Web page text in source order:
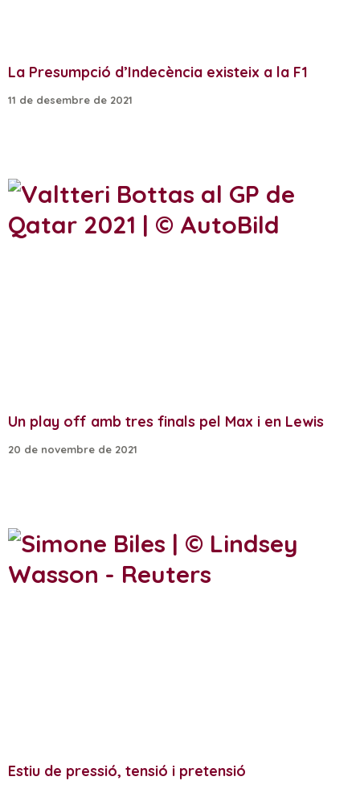
La Presumpció d’Indecència existeix a la F1
11 de desembre de 2021
Un play off amb tres finals pel Max i en Lewis
20 de novembre de 2021
Estiu de pressió, tensió i pretensió